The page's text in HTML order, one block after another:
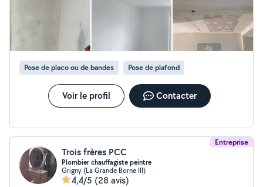
Pose de placo ou de bandes Pose de plafond
Voir le profil Contacter
Entreprise
Trois frères PCC
Plombier chauffagiste peintre
Grigny (La Grande Borne III)
4,4/5 (28 avis)